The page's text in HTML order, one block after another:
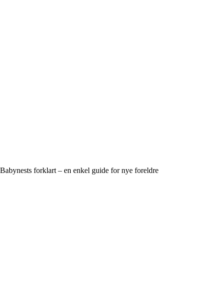
Babynests forklart – en enkel guide for nye foreldre